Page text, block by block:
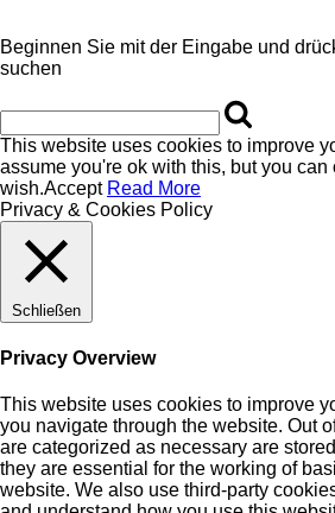
Beginnen Sie mit der Eingabe und
suchen
This website uses cookies to improve
assume you're ok with this, but you can
wish.Accept Read More
Privacy & Cookies Policy
Schließen
Privacy Overview
This website uses cookies to improve
you navigate through the website. Out
are categorized as necessary are
they are essential for the working of
website. We also use third-party